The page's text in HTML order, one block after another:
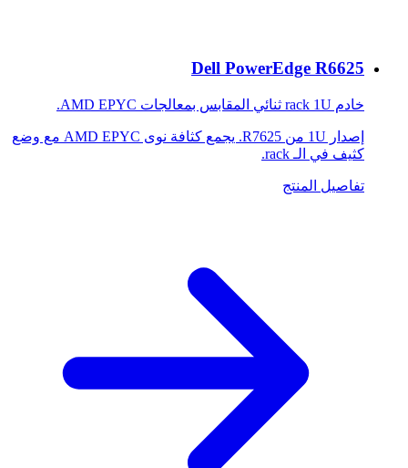
Dell PowerEdge R6625
خادم rack 1U ثنائي المقابس بمعالجات AMD EPYC.
إصدار 1U من R7625. يجمع كثافة نوى AMD EPYC مع وضع
كثيف في الـ rack.
تفاصيل المنتج